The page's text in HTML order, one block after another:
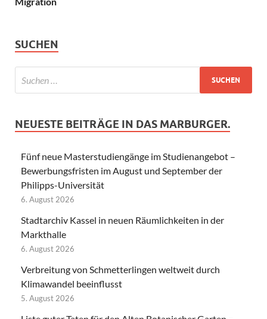
SUCHEN
NEUESTE BEITRÄGE IN DAS MARBURGER.
Fünf neue Masterstudiengänge im Studienangebot –
Bewerbungsfristen im August und September der
Philipps-Universität
6. August 2026
Stadtarchiv Kassel in neuen Räumlichkeiten in der
Markthalle
6. August 2026
Verbreitung von Schmetterlingen weltweit durch
Klimawandel beeinflusst
5. August 2026